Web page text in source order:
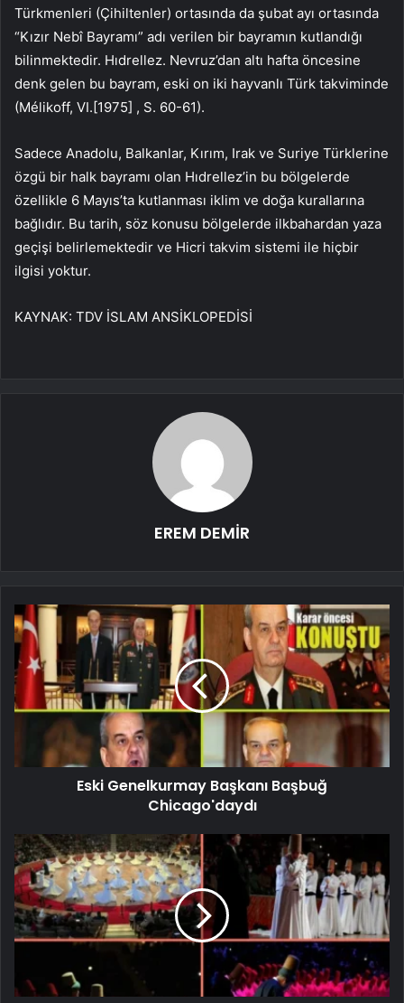
Türkmenleri (Çihiltenler) ortasında da şubat ayı ortasında
“Kızır Nebî Bayramı” adı verilen bir bayramın kutlandığı
bilinmektedir. Hıdrellez. Nevruz’dan altı hafta öncesine
denk gelen bu bayram, eski on iki hayvanlı Türk takviminde
(Mélikoff, VI.[1975] , S. 60-61).
Sadece Anadolu, Balkanlar, Kırım, Irak ve Suriye Türklerine
özgü bir halk bayramı olan Hıdrellez’in bu bölgelerde
özellikle 6 Mayıs’ta kutlanması iklim ve doğa kurallarına
bağlıdır. Bu tarih, söz konusu bölgelerde ilkbahardan yaza
geçişi belirlemektedir ve Hicri takvim sistemi ile hiçbir
ilgisi yoktur.
KAYNAK: TDV İSLAM ANSİKLOPEDİSİ
EREM DEMİR
Eski Genelkurmay Başkanı Başbuğ
Chicago'daydı